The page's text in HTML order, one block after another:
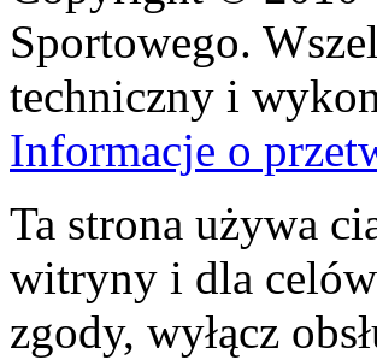
Sportowego.
techniczny i
Informacje o
Ta strona używa
witryny i dla celów
zgody, wyłącz